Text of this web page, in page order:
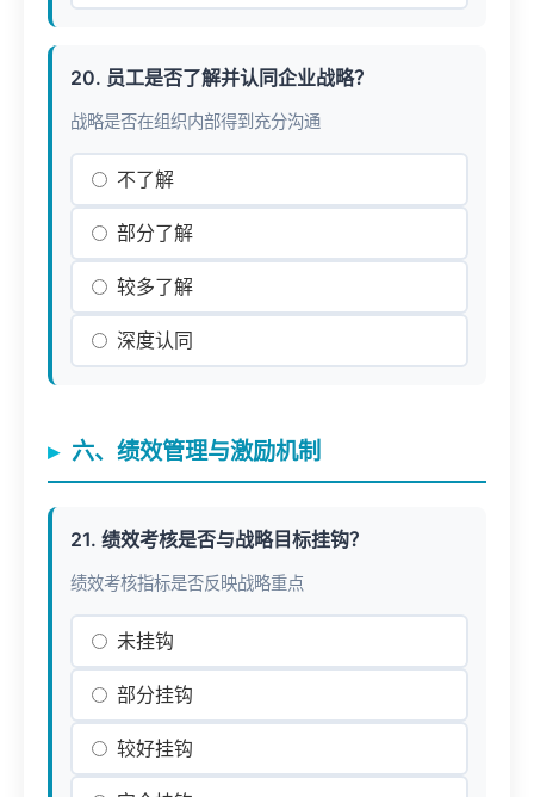
20. 员工是否了解并认同企业战略？
战略是否在组织内部得到充分沟通
不了解
部分了解
较多了解
深度认同
六、绩效管理与激励机制
21. 绩效考核是否与战略目标挂钩？
绩效考核指标是否反映战略重点
未挂钩
部分挂钩
较好挂钩